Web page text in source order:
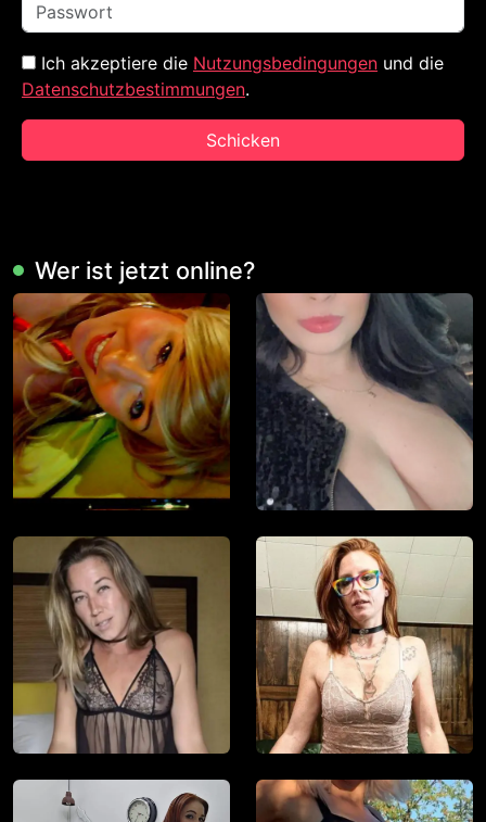
Ich akzeptiere die Nutzungsbedingungen und die
Datenschutzbestimmungen.
Schicken
Wer ist jetzt online?